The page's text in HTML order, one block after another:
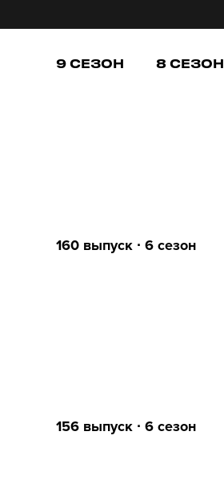
9 СЕЗОН 8 СЕЗОН
160 выпуск ∙ 6 сезон
156 выпуск ∙ 6 сезон